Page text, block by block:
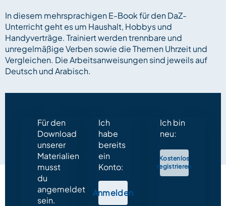
In diesem mehrsprachigen E-Book für den DaZ-
Unterricht geht es um Haushalt, Hobbys und
Handyverträge. Trainiert werden trennbare und
unregelmäßige Verben sowie die Themen Uhrzeit und
Vergleichen. Die Arbeitsanweisungen sind jeweils auf
Deutsch und Arabisch.
Für den
Download
unserer
Materialien
musst
du
angemeldet
sein.
Ich
habe
bereits
ein
Konto:
Anmelden
Ich bin
neu:
Kostenlos
registrieren